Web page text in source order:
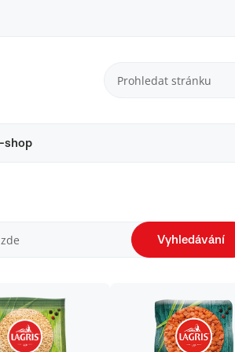
shop
Vyhledávání